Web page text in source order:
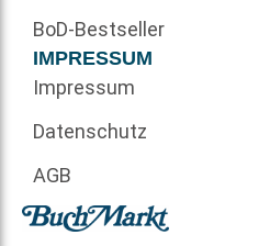
BoD-Bestseller
IMPRESSUM
Impressum
Datenschutz
AGB